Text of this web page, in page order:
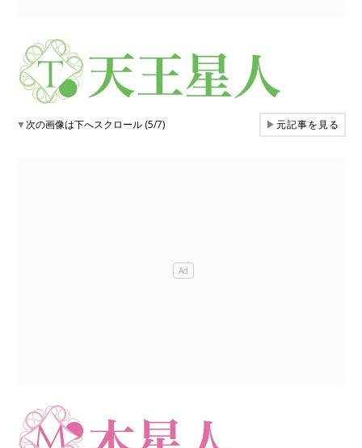
▼次の画像は下へスクロール (5/7) ▶元記事を見る